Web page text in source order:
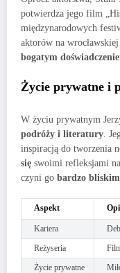
potwierdza jego film
międzynarodowych
aktorów na
bogatym
Życie prywatne i
W życiu prywatnym
podróży i literatury .
inspiracją do tworzenia
się swoimi refleksjami
czyni go bardzo
Aspekt
Kariera
Reżyseria
Życie prywatne